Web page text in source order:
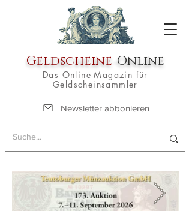
Geldscheine-Online
Das Online-Magazin für
Geldscheinsammler
Newsletter abbonieren